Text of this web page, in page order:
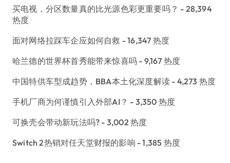
买电视，分区数量真的比光源色彩更重要吗？ - 28,394
热度
面对网络拉踩车企应如何自救 - 16,347 热度
哈兰德的世界杯首秀能带来惊喜吗 - 9,167 热度
中国特供车型成趋势，BBA本土化深度解读 - 4,273 热度
手机厂商为何谨慎引入外部AI？ - 3,350 热度
可换壳会带动新玩法吗? - 3,002 热度
Switch 2热销对任天堂财报的影响 - 1,385 热度